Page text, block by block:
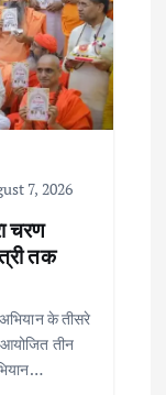
7, 2026
चरण
तक
के तीसरे
तीन